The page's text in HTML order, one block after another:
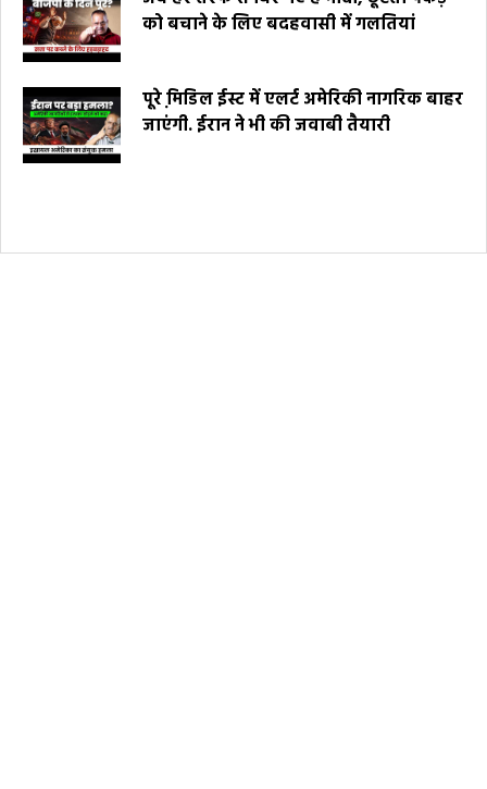
को बचाने के लिए बदहवासी में गलतियां
पूरे मि़डिल ईस्ट में एलर्ट अमेरिकी नागरिक बाहर
जाएंगी. ईरान ने भी की जवाबी तैयारी